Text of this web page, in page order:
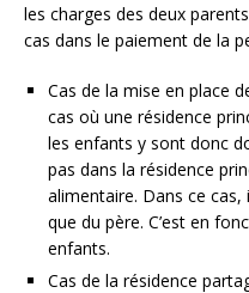
les charges des deux
cas dans le paiement de la
Cas de la mise en place
cas où une résidence
les enfants y sont donc
pas dans la résidence
alimentaire. Dans ce cas,
que du père. C’est en
enfants.
Cas de la résidence